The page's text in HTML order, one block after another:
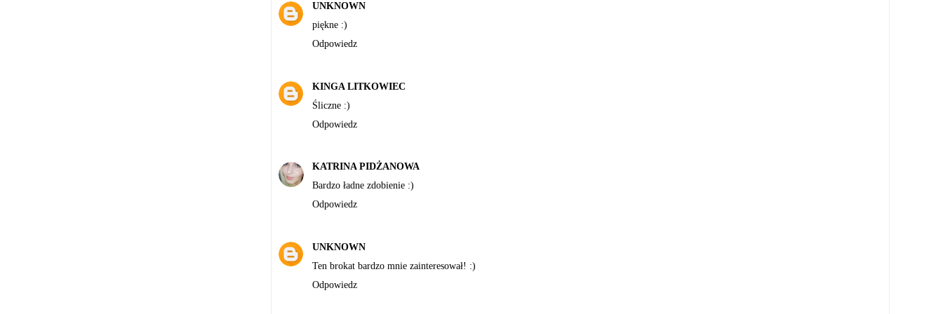
UNKNOWN
piękne :)
Odpowiedz
KINGA LITKOWIEC
Śliczne :)
Odpowiedz
KATRINA PIDŻANOWA
Bardzo ładne zdobienie :)
Odpowiedz
UNKNOWN
Ten brokat bardzo mnie zainteresował! :)
Odpowiedz